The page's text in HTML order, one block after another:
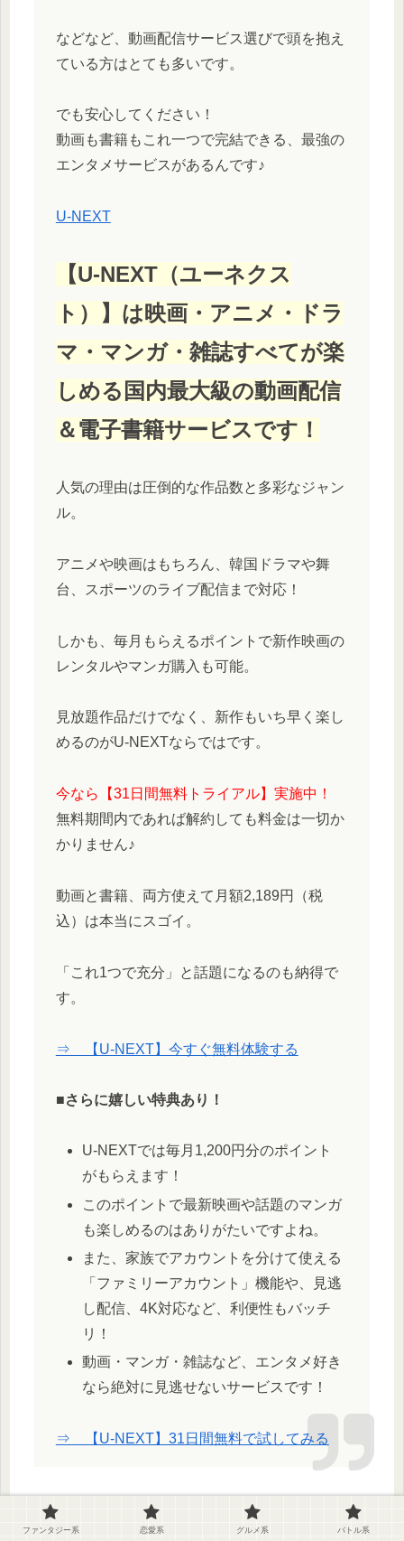
などなど、動画配信サービス選びで頭を抱え
ている方はとても多いです。
でも安心してください！
動画も書籍もこれ一つで完結できる、最強の
エンタメサービスがあるんです♪
U-NEXT
【U-NEXT（ユーネクス
ト）】は映画・アニメ・ドラ
マ・マンガ・雑誌すべてが楽
しめる国内最大級の動画配信
＆電子書籍サービスです！
人気の理由は圧倒的な作品数と多彩なジャン
ル。
アニメや映画はもちろん、韓国ドラマや舞
台、スポーツのライブ配信まで対応！
しかも、毎月もらえるポイントで新作映画の
レンタルやマンガ購入も可能。
見放題作品だけでなく、新作もいち早く楽し
めるのがU-NEXTならではです。
今なら【31日間無料トライアル】実施中！
無料期間内であれば解約しても料金は一切か
かりません♪
動画と書籍、両方使えて月額2,189円（税
込）は本当にスゴイ。
「これ1つで充分」と話題になるのも納得で
す。
⇒ 【U-NEXT】今すぐ無料体験する
■さらに嬉しい特典あり！
U-NEXTでは毎月1,200円分のポイント
がもらえます！
このポイントで最新映画や話題のマンガ
も楽しめるのはありがたいですよね。
また、家族でアカウントを分けて使える
「ファミリーアカウント」機能や、見逃
し配信、4K対応など、利便性もバッチ
リ！
動画・マンガ・雑誌など、エンタメ好き
なら絶対に見逃せないサービスです！
⇒ 【U-NEXT】31日間無料で試してみる
ファンタジー系
ファンタジー系 恋愛系 グルメ系 バトル系